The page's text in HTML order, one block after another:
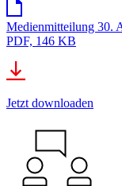
Medienmitteilung 30.
PDF, 146 KB
Jetzt downloaden